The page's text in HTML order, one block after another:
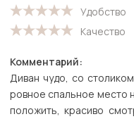
Удобство
Качество
Комментарий:
Диван чудо, со
ровное спальное место
положить, красиво